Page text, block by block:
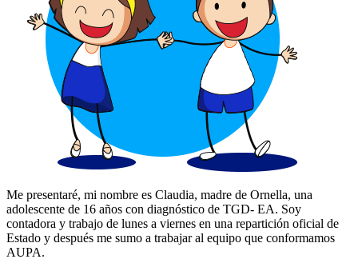
Me presentaré, mi nombre es Claudia, madre de Ornella, una
adolescente de 16 años con diagnóstico de TGD- EA. Soy
contadora y trabajo de lunes a viernes en una repartición oficial de
Estado y después me sumo a trabajar al equipo que conformamos
AUPA.